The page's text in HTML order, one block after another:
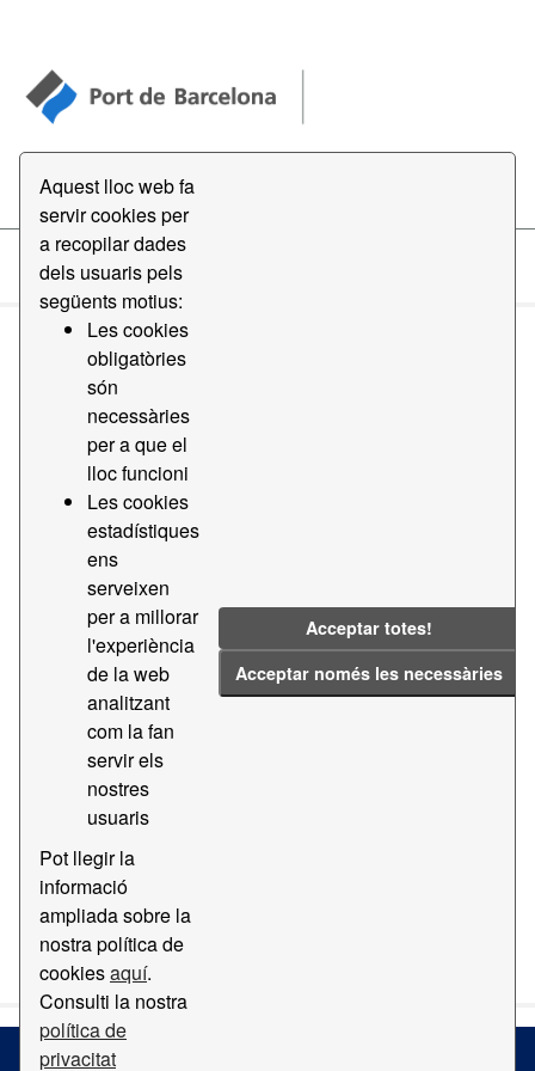
Aquest lloc web fa
servir cookies per
a recopilar dades
dels usuaris pels
següents motius:
Les cookies
obligatòries
són
necessàries
per a que el
lloc funcioni
Les cookies
estadístiques
ens
serveixen
per a millorar
l'experiència
de la web
analitzant
com la fan
servir els
nostres
usuaris
Pot llegir la
informació
ampliada sobre la
nostra política de
cookiesaquí.
Consulti la nostra
política de
privacitat
Acceptar totes!
Acceptar només les necessàries
Open Data
Conjunts de dades
Ordena per
1 conjunt de dades trobat
Grups: Geografia i Localització
TXT
ZIP
Filtrar resultats
Cartografia base del Port de Barcelona
Cartografia digital base del Port de Barcelona
EPSG:25831 a diverses escales i formats
(vegeuDocumentació de la API